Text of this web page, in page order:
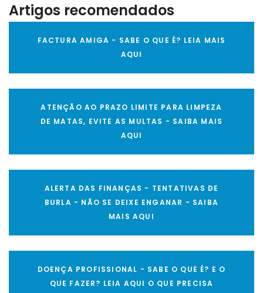
Artigos recomendados
FACTURA AMIGA - SABE O QUE É? LEIA MAIS
AQUI
ATENÇÃO AO PRAZO LIMITE PARA LIMPEZA
DE MATAS, EVITE AS MULTAS - SAIBA MAIS
AQUI
ALERTA DAS FINANÇAS - TENTATIVAS DE
BURLA - NÃO SE DEIXE ENGANAR - SAIBA
MAIS AQUI
DOENÇA PROFISSIONAL - SABE O QUE É? E O
QUE FAZER? LEIA AQUI O QUE PRECISA